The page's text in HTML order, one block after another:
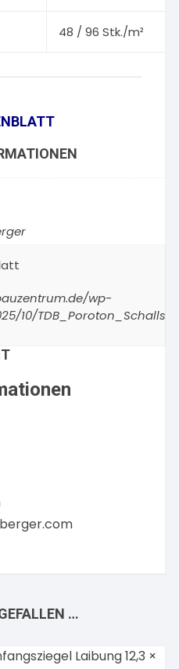
48 / 96 Stk./m²
wp-
10/
…